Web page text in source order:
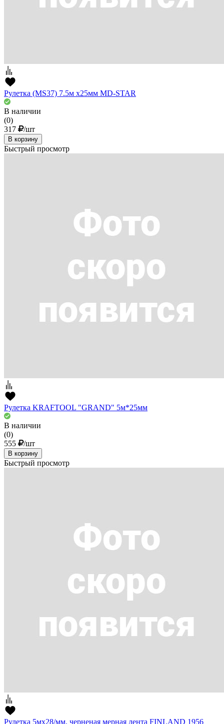
Рулетка (MS37) 7.5м х25мм MD-STAR
В наличии
(0)
317
/шт
В корзину
Быстрый просмотр
Рулетка KRAFTOOL "GRAND" 5м*25мм
В наличии
(0)
555
/шт
В корзину
Быстрый просмотр
Рулетка 5мх28/мм, черненая мерная лента FINLAND 1956